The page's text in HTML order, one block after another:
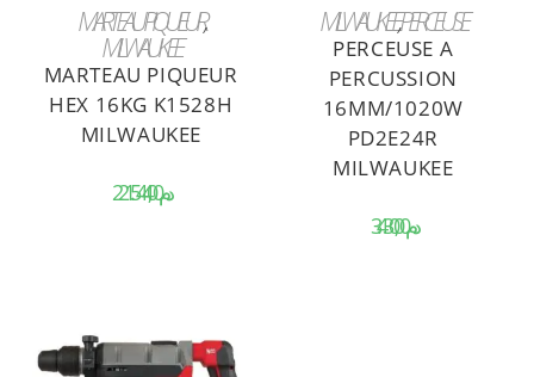
MARTEAU PIQUEUR
MILWAUKEE
MARTEAU PIQUEUR
HEX 16KG K1528H
MILWAUKEE
د.م.
221.544,00
MILWAUKEE,PERCEUSE
PERCEUSE A
PERCUSSION
16MM/1020W
PD2E24R
MILWAUKEE
د.م.
3.430,00